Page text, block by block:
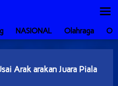
NASIONAL Olahraga
Arak arakan Juara Piala